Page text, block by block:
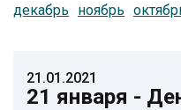
декабрь
ноябрь
21.01.2021
21 января -